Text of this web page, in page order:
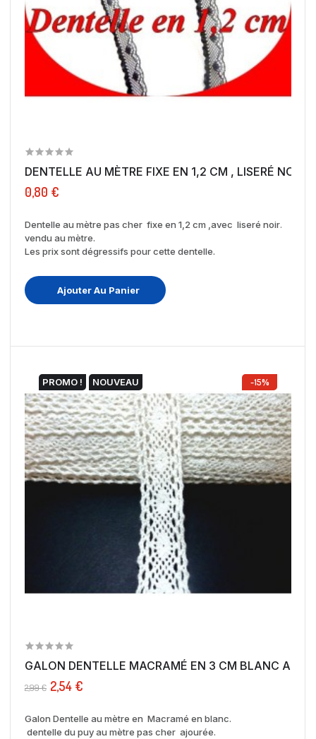
DENTELLE AU MÈTRE FIXE EN 1,2 CM , LISERÉ NOIR...
0,80 €
Dentelle au mètre pas cher fixe en 1,2 cm ,avec liseré noir.
vendu au mètre.
Les prix sont dégressifs pour cette dentelle.
Ajouter Au Panier
PROMO ! NOUVEAU -15%
GALON DENTELLE MACRAMÉ EN 3 CM
2,99 € 2,54 €
Galon Dentelle au mètre en Macramé en blanc.
dentelle du puy au mètre pas cher ajourée.